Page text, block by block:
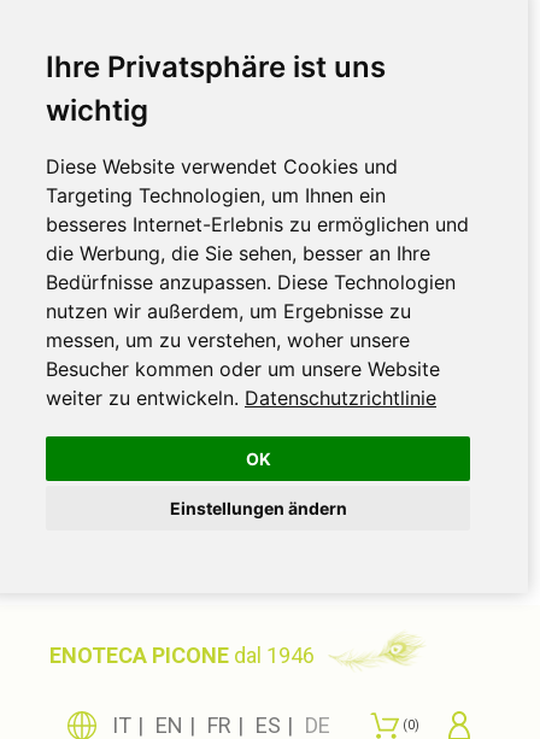
Ihre Privatsphäre ist uns
wichtig
Diese Website verwendet Cookies und
Targeting Technologien, um Ihnen ein
besseres Internet-Erlebnis zu ermöglichen und
die Werbung, die Sie sehen, besser an Ihre
Bedürfnisse anzupassen. Diese Technologien
nutzen wir außerdem, um Ergebnisse zu
messen, um zu verstehen, woher unsere
Besucher kommen oder um unsere Website
weiter zu entwickeln. Datenschutzrichtlinie
OK
Einstellungen ändern
ENOTECA PICONE dal 1946
IT EN FR ES DE 0